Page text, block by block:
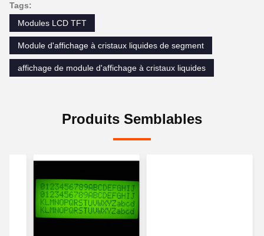
Tags:
Modules LCD TFT
Module d'affichage à cristaux liquides de segment
affichage de module d'affichage à cristaux liquides
Produits Semblables